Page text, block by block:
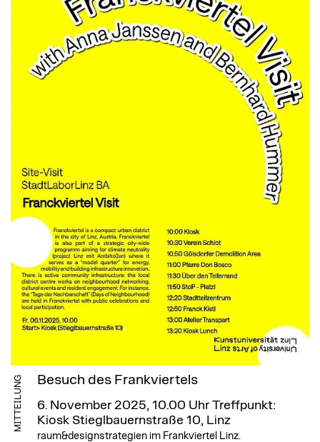
MITTEILUNG Besuch des Frankviertels
6. November 2025, 10.00 Uhr Treffpunkt:
Kiosk Stieglbauernstraße 10, Linz
raum&designstrategien im Frankviertel Linz.